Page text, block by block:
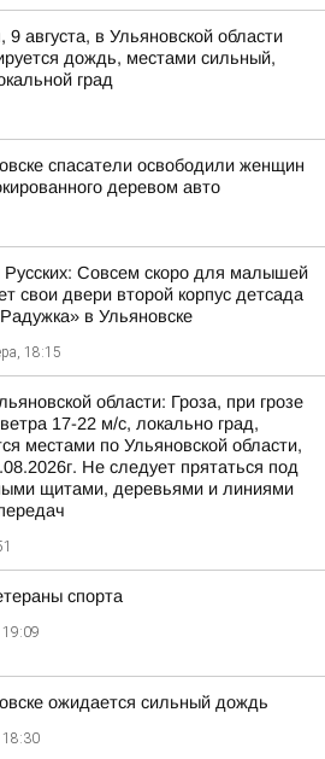
9 августа, в Ульяновской области
дождь, местами сильный,
град
спасатели освободили женщин
деревом авто
Русских: Совсем скоро для малышей
свои двери второй корпус детсада
в Ульяновске
18:15
области: Гроза, при грозе
17-22 м/с, локально град,
местами по Ульяновской области,
Не следует прятаться под
щитами, деревьями и линиями
спорта
19:09
ожидается сильный дождь
18:30